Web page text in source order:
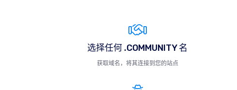
选择任何 .COMMUNITY 名
获取域名，将其连接到您的站点